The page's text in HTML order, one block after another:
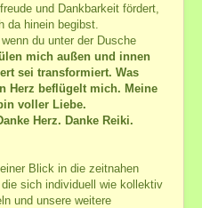
und Dankbarkeit fördert,
da hinein begibst.
du unter der Dusche
mich außen und innen
sei transformiert. Was
Herz beflügelt mich. Meine
voller Liebe.
Herz. Danke Reiki.
Blick in die zeitnahen
sich individuell wie kollektiv
und unsere weitere